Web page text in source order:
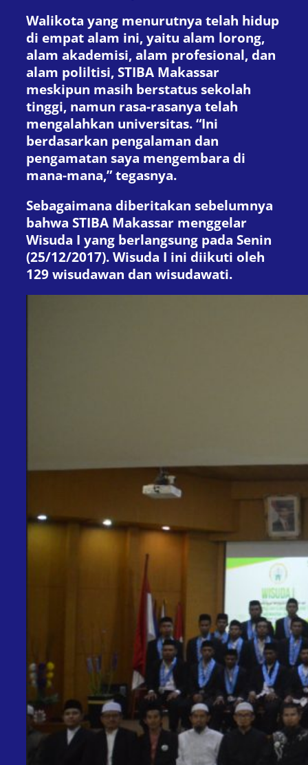
Walikota yang menurutnya telah hidup
di empat alam ini, yaitu alam lorong,
alam akademisi, alam profesional, dan
alam poliltisi, STIBA Makassar
meskipun masih berstatus sekolah
tinggi, namun rasa-rasanya telah
mengalahkan universitas. “Ini
berdasarkan pengalaman dan
pengamatan saya mengembara di
mana-mana,” tegasnya.
Sebagaimana diberitakan sebelumnya
bahwa STIBA Makassar menggelar
Wisuda I yang berlangsung pada Senin
(25/12/2017). Wisuda I ini diikuti oleh
129 wisudawan dan wisudawati.